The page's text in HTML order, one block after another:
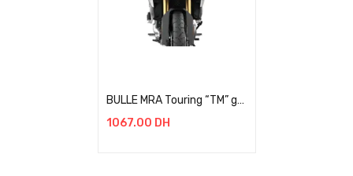
BULLE MRA Touring “TM” gris fumé, ABE BMW F 850 GS / RALLYE BJ 2021+
1067.00 DH